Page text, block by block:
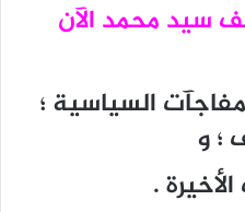
سيد محمد الآن
السياسية ؛
؛ و
.